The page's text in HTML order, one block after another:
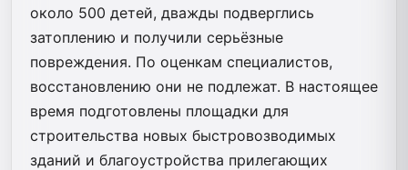
около 500 детей, дважды подверглись
затоплению и получили серьёзные
повреждения. По оценкам специалистов,
восстановлению они не подлежат. В настоящее
время подготовлены площадки для
строительства новых быстровозводимых
зданий и благоустройства прилегающих